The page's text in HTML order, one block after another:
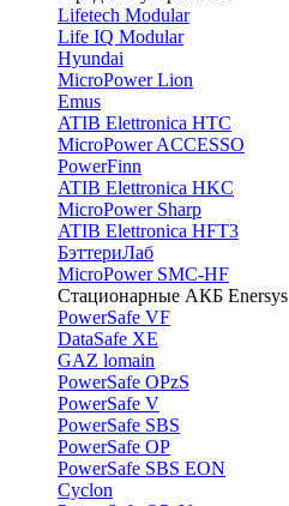
Lifetech Modular
Life IQ Modular
Hyundai
MicroPower Lion
Emus
ATIB Elettronica HTC
MicroPower ACCESSO
PowerFinn
ATIB Elettronica HKC
MicroPower Sharp
ATIB Elettronica HFT3
БэттериЛаб
MicroPower SMC-HF
Стационарные АКБ Enersys
PowerSafe VF
DataSafe XE
GAZ lomain
PowerSafe OPzS
PowerSafe V
PоwerSafe SBS
PowerSafe OP
PоwerSafe SBS EON
Cyclon